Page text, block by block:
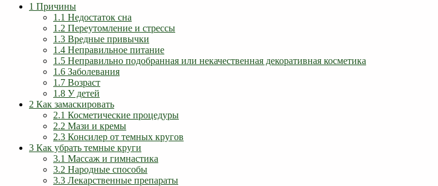
1 Причины
1.1 Недостаток сна
1.2 Переутомление и стрессы
1.3 Вредные привычки
1.4 Неправильное питание
1.5 Неправильно подобранная или некачественная декоративная косметика
1.6 Заболевания
1.7 Возраст
1.8 У детей
2 Как замаскировать
2.1 Косметические процедуры
2.2 Мази и кремы
2.3 Консилер от темных кругов
3 Как убрать темные круги
3.1 Массаж и гимнастика
3.2 Народные способы
3.3 Лекарственные препараты